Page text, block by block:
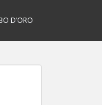
D’ORO